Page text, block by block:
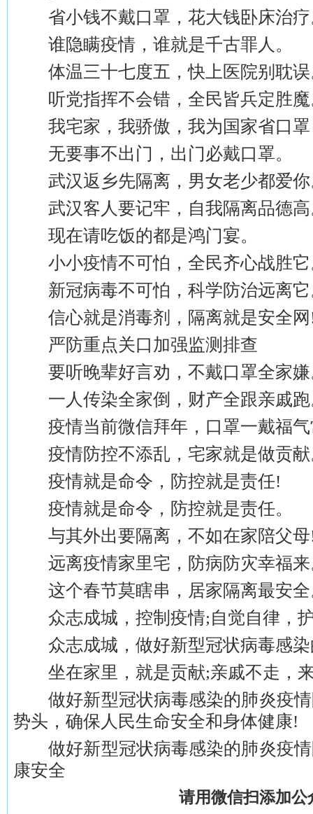
省小钱不戴口罩，花大钱卧床治疗
谁隐瞒疫情，谁就是千古罪人。
体温三十七度五，快上医院别耽误
听党指挥不会错，全民皆兵定胜魔
我宅家，我骄傲，我为国家省口罩
无要事不出门，出门必戴口罩。
武汉返乡先隔离，男女老少都爱你
武汉客人要记牢，自我隔离品德高
现在请吃饭的都是鸿门宴。
小小疫情不可怕，全民齐心战胜它
新冠病毒不可怕，科学防治远离它
信心就是消毒剂，隔离就是安全
严防重点关口加强监测排查
要听晚辈好言劝，不戴口罩全家嫌
一人传染全家倒，财产全跟亲戚跑
疫情当前微信拜年，口罩一戴福气
疫情防控不添乱，宅家就是做贡献
疫情就是命令，防控就是责任!
疫情就是命令，防控就是责任。
与其外出要隔离，不如在家陪父
远离疫情家里宅，防病防灾幸福来
这个春节莫瞎串，居家隔离最安全
众志成城，控制疫情;自觉自律，
众志成城，做好新型冠状病毒感染
坐在家里，就是贡献;亲戚不走，
做好新型冠状病毒感染的肺炎疫情
势头，确保人民生命安全和身体健康!
做好新型冠状病毒感染的肺炎疫情
康安全
请用微信扫添加公